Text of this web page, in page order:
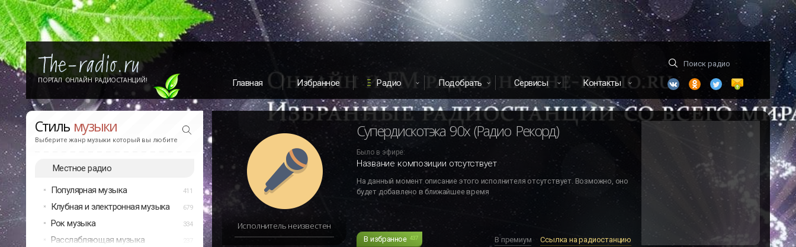
ПОРТАЛ ОНЛАЙН РАДИОСТАНЦИЙ! Главная Избранное Радио Подобрать Сервисы Контакты
Стиль музыки
Выберите жанр музыки который вы любите
Местное радио
Популярная музыка 411
Клубная и электронная музыка 679
Рок музыка 334
Расслабляющая музыка
Исполнитель неизвестен
Супердискотэка 90х (Радио Рекорд)
Было в эфире:
Название композиции отсутствует
На данный момент описание этого исполнителя отсутствует. Возможно, оно
будет добавлено в ближайшее время
В избранное 437 В премиум Ссылка на радиостанцию